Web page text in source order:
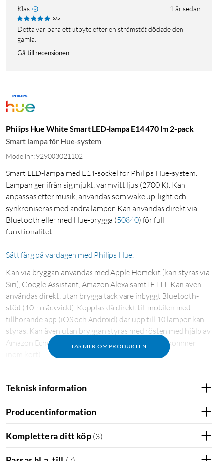
Klas 1 år sedan
5/5
Detta var bara ett utbyte efter en strömstöt dödade den
gamla.
Gå till recensionen
Philips Hue White Smart LED-lampa E14 470 lm 2-pack
Smart lampa för Hue-system
Modellnr: 929003021102
Smart LED-lampa med E14-sockel för Philips Hue-system.
Lampan ger ifrån sig mjukt, varmvitt ljus (2700 K). Kan
anpassas efter musik, användas som wake up-light och
synkroniseras med andra lampor. Kan användas direkt via
Bluetooth eller med Hue-brygga (50840) för full
funktionalitet.
Sätt färg på vardagen med Philips Hue.
LÄS MER OM PRODUKTEN
Kan via bryggan användas med Apple Homekit (kan styras via
Siri), Google Assistant, Amazon Alexa samt IFTTT. Kan även
användas direkt, utan brygga tack vare inbyggt Bluetooth-
stöd (10 m räckvidd). Kopplas då direkt till mobilen med
tillhörande app (iOS och Android) där upp till 10 lampor kan
styras. Kan även utan bryggan styras med rösten med hjälp av
Amazon Echo eller Google Home Assistant (stöd kommer
För full funktionalitet som fjärrstyrning utanför hemmet,
röststyrning i mobilen, wake up-light, schemaläggning,
styrning av flera rum, och användning av upp till 50 lampor
krävs Philips Hue-brygga(50840
. Effekt: 5,5 W (motsvarar ca
40 W). Färgtemperatur: 2700 K. CRI: 80. Ljusflöde: 470 lm.
Sockel: E27. Energiklass: F. Spänning: 230 V. Livslängd: 25000
h. Mått: Ø39x106 mm.
Teknisk information
Producentinformation
Komplettera ditt köp (3)